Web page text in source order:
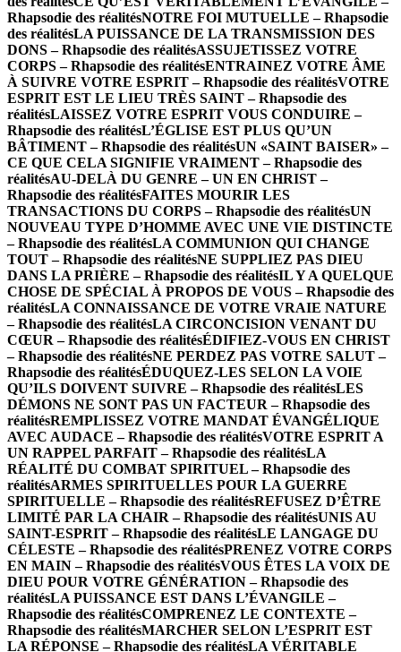
Rhapsodie des réalitésNOTRE FOI MUTUELLE – Rhapsodie
des réalitésLA PUISSANCE DE LA TRANSMISSION DES
DONS – Rhapsodie des réalitésASSUJETISSEZ VOTRE
CORPS – Rhapsodie des réalitésENTRAINEZ VOTRE ÂME
À SUIVRE VOTRE ESPRIT – Rhapsodie des réalitésVOTRE
ESPRIT EST LE LIEU TRÈS SAINT – Rhapsodie des
réalitésLAISSEZ VOTRE ESPRIT VOUS CONDUIRE –
Rhapsodie des réalitésL’ÉGLISE EST PLUS QU’UN
BÂTIMENT – Rhapsodie des réalitésUN «SAINT BAISER» –
CE QUE CELA SIGNIFIE VRAIMENT – Rhapsodie des
réalitésAU-DELÀ DU GENRE – UN EN CHRIST –
Rhapsodie des réalitésFAITES MOURIR LES
TRANSACTIONS DU CORPS – Rhapsodie des réalitésUN
NOUVEAU TYPE D’HOMME AVEC UNE VIE DISTINCTE
– Rhapsodie des réalitésLA COMMUNION QUI CHANGE
TOUT – Rhapsodie des réalitésNE SUPPLIEZ PAS DIEU
DANS LA PRIÈRE – Rhapsodie des réalitésIL Y A QUELQUE
CHOSE DE SPÉCIAL À PROPOS DE VOUS – Rhapsodie des
réalitésLA CONNAISSANCE DE VOTRE VRAIE NATURE
– Rhapsodie des réalitésLA CIRCONCISION VENANT DU
CŒUR – Rhapsodie des réalitésÉDIFIEZ-VOUS EN CHRIST
– Rhapsodie des réalitésNE PERDEZ PAS VOTRE SALUT –
Rhapsodie des réalitésÉDUQUEZ-LES SELON LA VOIE
QU’ILS DOIVENT SUIVRE – Rhapsodie des réalitésLES
DÉMONS NE SONT PAS UN FACTEUR – Rhapsodie des
réalitésREMPLISSEZ VOTRE MANDAT ÉVANGÉLIQUE
AVEC AUDACE – Rhapsodie des réalitésVOTRE ESPRIT A
UN RAPPEL PARFAIT – Rhapsodie des réalitésLA
RÉALITÉ DU COMBAT SPIRITUEL – Rhapsodie des
réalitésARMES SPIRITUELLES POUR LA GUERRE
SPIRITUELLE – Rhapsodie des réalitésREFUSEZ D’ÊTRE
LIMITÉ PAR LA CHAIR – Rhapsodie des réalitésUNIS AU
SAINT-ESPRIT – Rhapsodie des réalitésLE LANGAGE DU
CÉLESTE – Rhapsodie des réalitésPRENEZ VOTRE CORPS
EN MAIN – Rhapsodie des réalitésVOUS ÊTES LA VOIX DE
DIEU POUR VOTRE GÉNÉRATION – Rhapsodie des
réalitésLA PUISSANCE EST DANS L’ÉVANGILE –
Rhapsodie des réalitésCOMPRENEZ LE CONTEXTE –
Rhapsodie des réalitésMARCHER SELON L’ESPRIT EST
LA RÉPONSE – Rhapsodie des réalitésLA VÉRITABLE